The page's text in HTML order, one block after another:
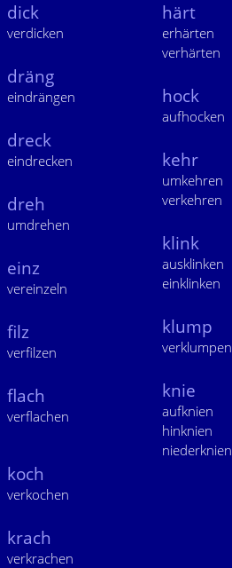
dick
verdicken
dräng
eindrängen
dreck
eindrecken
dreh
umdrehen
einz
vereinzeln
filz
verfilzen
flach
verflachen
härt
erhärten
verhärten
hock
aufhocken
kehr
umkehren
verkehren
klink
ausklinken
einklinken
klump
verklumpen
knie
aufknien
hinknien
niederknien
koch
verkochen
krach
verkrachen